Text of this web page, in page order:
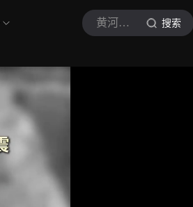
黄河新闻网 搜索